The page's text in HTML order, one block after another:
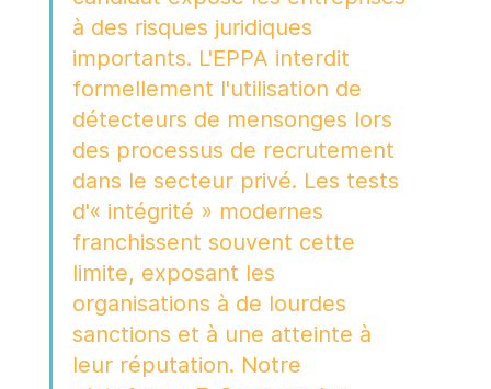
à des risques juridiques
importants. L'EPPA interdit
formellement l'utilisation de
détecteurs de mensonges lors
des processus de recrutement
dans le secteur privé. Les tests
d'« intégrité » modernes
franchissent souvent cette
limite, exposant les
organisations à de lourdes
sanctions et à une atteinte à
leur réputation. Notre